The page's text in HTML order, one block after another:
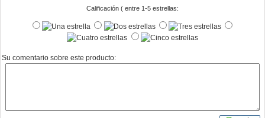
Calificación ( entre 1-5 estrellas:
Su comentario sobre este producto: